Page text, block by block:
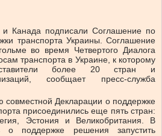
Канада подписали Соглашение по
транспорта Украины. Соглашение
во время Четвертого Диалога
транспорта в Украине, к которому
более 20 стран и
сообщает пресс-служба
совместной Декларации о поддержке
присоединились еще пять стран:
Эстония и Великобритания. В
о поддержке решения запустить